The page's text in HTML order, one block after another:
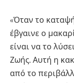
«Όταν το
έβγαινε ο
είναι να το
Ζωής. Αυτή η
από το